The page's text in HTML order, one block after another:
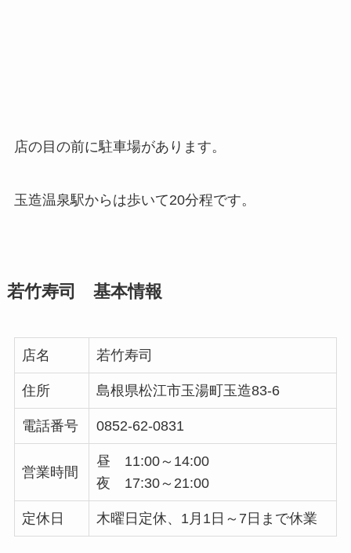
店の目の前に駐車場があります。
玉造温泉駅からは歩いて20分程です。
若竹寿司 基本情報
店名 若竹寿司
住所 島根県松江市玉湯町玉造83-6
電話番号 0852-62-0831
営業時間
昼 11:00～14:00
夜 17:30～21:00
定休日 木曜日定休、1月1日～7日まで休業